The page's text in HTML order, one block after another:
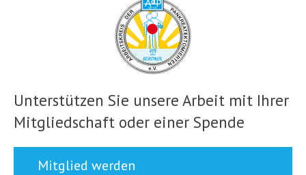
Unterstützen Sie unsere Arbeit mit Ihrer
Mitgliedschaft oder einer Spende
Mitglied werden